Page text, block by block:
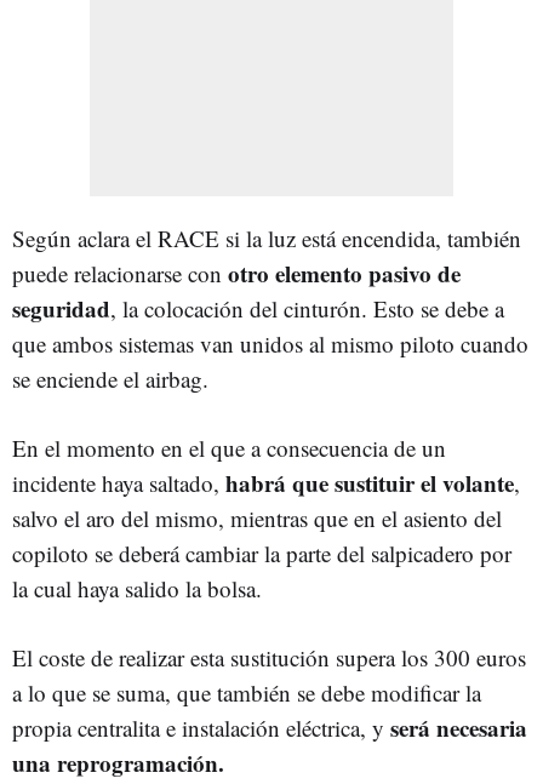
Según aclara el RACE si la luz está encendida, también
puede relacionarse con otro elemento pasivo de
seguridad, la colocación del cinturón. Esto se debe a
que ambos sistemas van unidos al mismo piloto cuando
se enciende el airbag.
En el momento en el que a consecuencia de un
incidente haya saltado, habrá que sustituir el volante,
salvo el aro del mismo, mientras que en el asiento del
copiloto se deberá cambiar la parte del salpicadero por
la cual haya salido la bolsa.
El coste de realizar esta sustitución supera los 300 euros
a lo que se suma, que también se debe modificar la
propia centralita e instalación eléctrica, y será necesaria
una reprogramación.